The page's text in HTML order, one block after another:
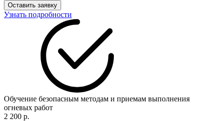
Оставить заявку
Узнать подробности
Обучение безопасным методам и приемам выполнения
огневых работ
2 200 р.